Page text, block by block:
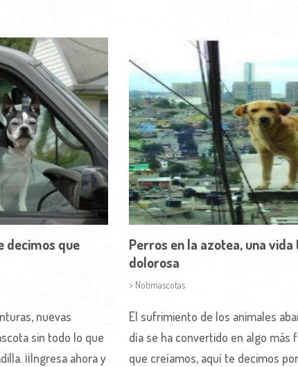
decimos que
nuevas
sin todo lo que
¡¡Ingresa ahora y
Perros en la azotea, una
dolorosa
> Notimascotas
El sufrimiento de los animales
día se ha convertido en algo más
que creíamos, aquí te decimos